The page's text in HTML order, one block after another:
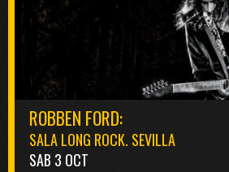
ROBBEN FORD:
SALA LONG ROCK. SEVILLA
SAB 3 OCT